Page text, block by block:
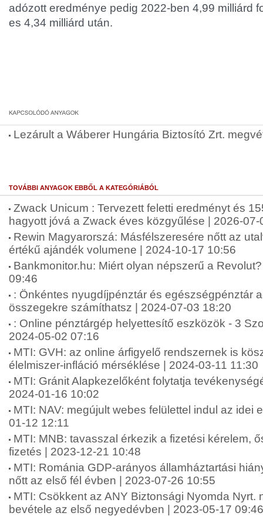
adózott eredménye pedig 2022-ben 4,99 milliárd
es 4,34 milliárd után.
Lezárult a Wáberer Hungária Biztosító Zrt.
TOVÁBBI ANYAGOK EBBŐL A KATEGÓRIÁBÓL
Zwack Unicum : Tervezett feletti eredményt és
hagyott jóvá a Zwack éves közgyűlése | 2026-07-
Rewin Magyarorszá: Másfélszeresére nőtt az
értékű ajándék volumene | 2024-10-17 10:56
Bankmonitor.hu: Miért olyan népszerű a
09:46
: Önkéntes nyugdíjpénztár és egészségpénztár
összegekre számíthatsz | 2024-07-03 18:20
: Online pénztárgép helyettesítő eszközök - 3
2024-05-02 07:16
MTI: GVH: az online árfigyelő rendszernek is
élelmiszer-infláció mérséklése | 2024-03-11 11:30
MTI: Gránit Alapkezelőként folytatja
2024-01-16 10:02
MTI: NAV: megújult webes felülettel indul az idei
01-12 12:11
MTI: MNB: tavasszal érkezik a fizetési kérelem,
fizetés | 2023-12-21 10:48
MTI: Románia GDP-arányos államháztartási
nőtt az első fél évben | 2023-07-26 10:55
MTI: Csökkent az ANY Biztonsági Nyomda Nyrt.
bevétele az első negyedévben | 2023-05-17 09:46